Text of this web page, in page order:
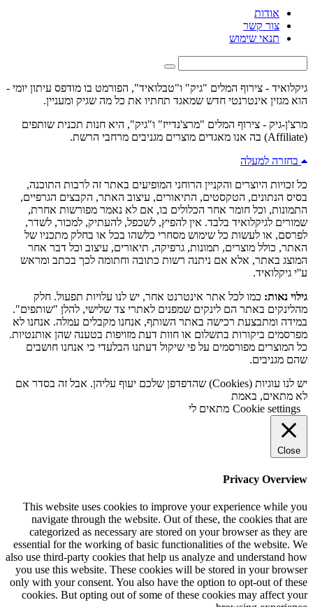
אודות
צור קשר
תנאי שימוש
גיקלואיד - צירוף המלים "גיק" ו"טבלואיד", הפורמט בו מודפס עיתון יומי -
הוא מגזין אינטרנטי חדש שמאגד תחתיו את כל מה שגיק ומעניין.
מרצ'ן-גיק - צירוף המלים "מרצ'נדייז" ו"גיק", היא חנות תכנית שותפים
(Affiliate) בה אנו מאגדים מוצרים מגניבים מרחבי הרשת.
בחזרה למעלה
כל זכויות היוצרים והקניין הרוחני המופיעים באתר זה לרבות התוכנה,
בסיס הנתונים, הטקסטים, התיאורים, עיצוב האתר, הקבצים הגרפיים,
התמונות, וכל חומר אחר הכלולים בו, אם לא נאמר מפורשות אחרת,
שמורים לגיקלואיד בלבד. אין להפיץ, לשכפל, להעתיק, למכור, לשדר,
לפרסם, או לעשות כל שימוש מסחרי כלשהו בכל או בחלק מתכניו של
האתר, כולל מוצרים, תמונות, גרפיקה, תיאורים, עיצוב וכל דבר אחר
המוצג באתר, אלא אם ניתנה רשות כתובה וחתומה לכך בכתב ומראש
ע''י גיקלואיד.
גילוי נאות: כמו לכל אתר אינטרנט אחר, יש לנו עלויות תפעול. חלק
מהלינקים באתר הם לינקים שמפנים לאתרי צד שלישי, להלן "שותפים".
במידה ומתבצעת רכישה באתר השותף, אנחנו מקבלים עמלה. אנחנו לא
מפרסמים ביקורות בתשלום או חוות דעת מזויפות בטענה שהן אותנטיות.
כל המוצרים מפורסמים על פי שיקול דעתנו הבלעדי כי אנחנו חושבים
שהם מגניבים.
יש לנו עוגיות (Cookies) שהדפדפן שלכם יעוף עליהן. אבל זה בסדר אם
לא מתאים, באמת
Cookie settings מתאים לי
Close
Privacy Overview
This website uses cookies to improve your experience while you
navigate through the website. Out of these, the cookies that are
categorized as necessary are stored on your browser as they are
essential for the working of basic functionalities of the website. We
also use third-party cookies that help us analyze and understand how
you use this website. These cookies will be stored in your browser
only with your consent. You also have the option to opt-out of these
cookies. But opting out of some of these cookies may affect your